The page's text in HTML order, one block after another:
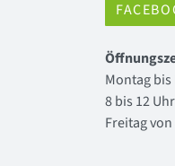
Montag
8 bis 12
Freitag von